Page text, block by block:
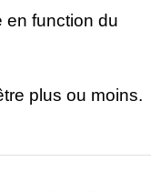
en function du
plus ou moins.